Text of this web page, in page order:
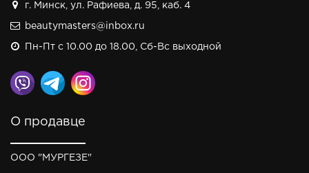
г. Минск, ул. Рафиева, д. 95, каб. 4
beautymasters@inbox.ru
Пн-Пт с 10.00 до 18.00, Сб-Вс выходной
О продавце
ООО "МУРГЕЗЕ"